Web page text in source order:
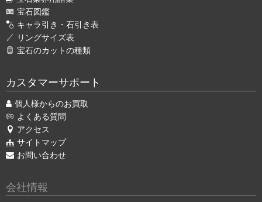
宝石図鑑
キャラ引き・石引き表
リングサイズ表
宝石のカットの種類
カスタマーサポート
個人様からのお買取
よくある質問
アクセス
サイトマップ
お問い合わせ
会社情報